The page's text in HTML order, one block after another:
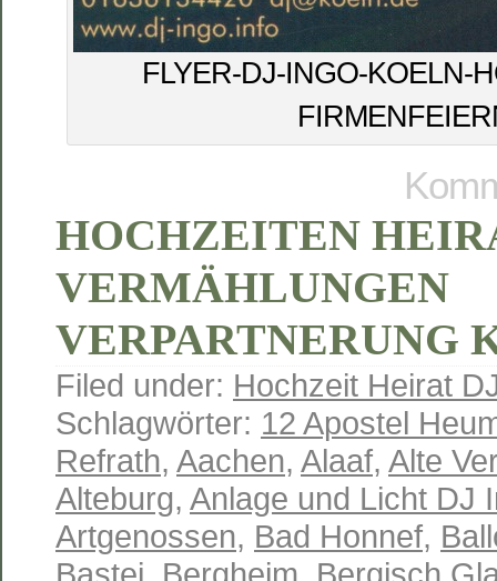
FLYER-DJ-INGO-KOELN-
HOCHZEITEN
VERMÄHLUNGEN
VERPARTNERUNG
Filed under: Hochzeit Heirat
Schlagwörter: 12 Apostel
Refrath, Aachen, Alaaf, Alte
Alteburg, Anlage und Licht DJ
Artgenossen, Bad Honnef,